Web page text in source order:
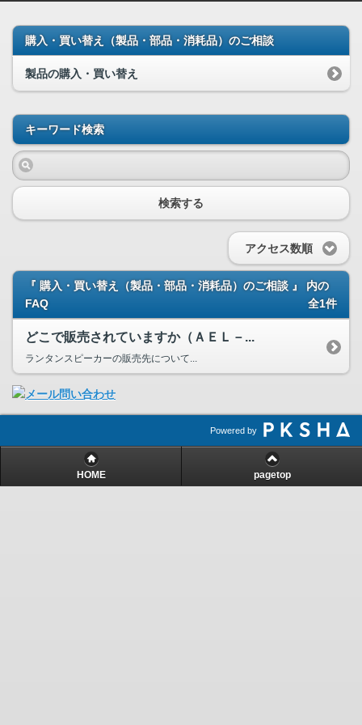
購入・買い替え（製品・部品・消耗品）のご相談
製品の購入・買い替え
キーワード検索
検索する
アクセス数順
『 購入・買い替え（製品・部品・消耗品）のご相談 』 内の
FAQ
全1件
どこで販売されていますか（ＡＥＬ－...
ランタンスピーカーの販売先について...
Powered by
HOME pagetop